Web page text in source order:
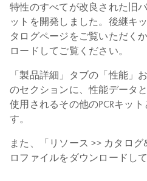
特性のすべてが改良された旧
ットを開発しました。後継キ
タログページをご覧いただく
ロードしてご覧ください。
「製品詳細」タブの「性能」
のセクションに、性能データ
使用されるその他のPCRキッ
す。
また、「リソース >> カタロ
ロファイルをダウンロードし